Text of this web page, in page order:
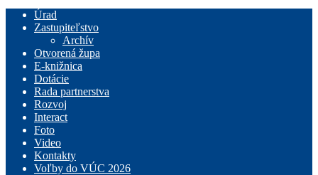
Úrad
Zastupiteľstvo
Archív
Otvorená župa
E-knižnica
Dotácie
Rada partnerstva
Rozvoj
Interact
Foto
Video
Kontakty
Voľby do VÚC 2026